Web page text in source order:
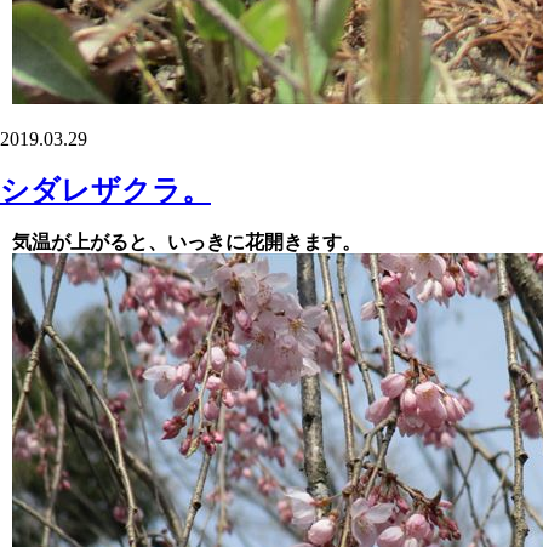
2019.03.29
シダレザクラ。
気温が上がると、いっきに花開きます。